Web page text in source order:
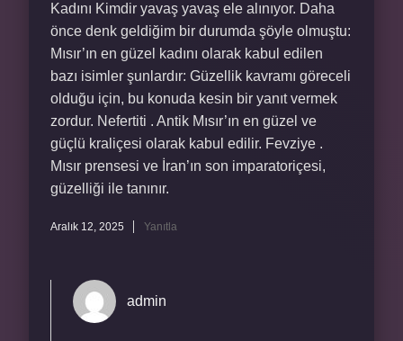
Kadını Kimdir yavaş yavaş ele alınıyor. Daha
önce denk geldiğim bir durumda şöyle olmuştu:
Mısır’ın en güzel kadını olarak kabul edilen
bazı isimler şunlardır: Güzellik kavramı göreceli
olduğu için, bu konuda kesin bir yanıt vermek
zordur. Nefertiti . Antik Mısır’ın en güzel ve
güçlü kraliçesi olarak kabul edilir. Fevziye .
Mısır prensesi ve İran’ın son imparatoriçesi,
güzelliği ile tanınır.
Aralık 12, 2025 Yanıtla
admin